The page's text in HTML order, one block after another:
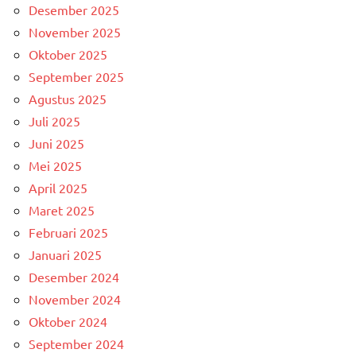
Desember 2025
November 2025
Oktober 2025
September 2025
Agustus 2025
Juli 2025
Juni 2025
Mei 2025
April 2025
Maret 2025
Februari 2025
Januari 2025
Desember 2024
November 2024
Oktober 2024
September 2024